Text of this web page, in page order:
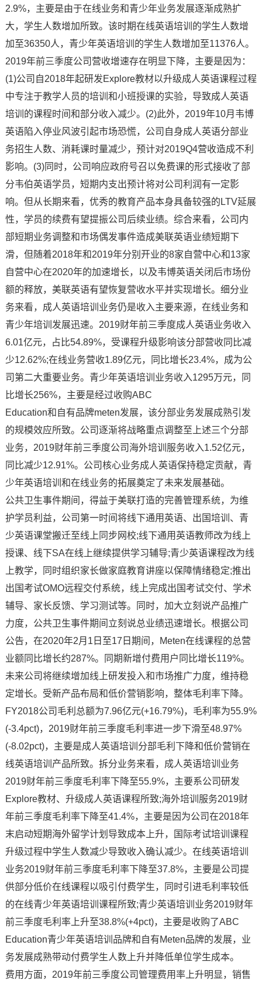
2.9%，主要是由于在线业务和青少年业务发展逐渐成熟扩
大，学生人数增加所致。该时期在线英语培训的学生人数增
加至36350人，青少年英语培训的学生人数增加至11376人。
2019年前三季度公司营收增速存在明显下降，主要是因为：
(1)公司自2018年起研发Explore教材以升级成人英语课程过程
中专注于教学人员的培训和小班授课的实验，导致成人英语
培训的课程时间和部分收入减少。(2)此外，2019年10月韦博
英语陷入停业风波引起市场恐慌，公司自身成人英语分部业
务招生人数、消耗课时量减少，预计对2019Q4营收造成不利
影响。(3)同时，公司响应政府号召以免费课的形式接收了部
分韦伯英语学员，短期内支出预计将对公司利润有一定影
响。但从长期来看，优秀的教育产品本身具备较强的LTV延展
性，学员的续费有望提振公司后续业绩。综合来看，公司内
部短期业务调整和市场偶发事件造成美联英语业绩短期下
滑，但随着2018年和2019年分别开业的8家自营中心和13家
自营中心在2020年的加速增长，以及韦博英语关闭后市场份
额的释放，美联英语有望恢复营收水平并实现增长。细分业
务来看，成人英语培训业务仍是收入主要来源，在线业务和
青少年培训发展迅速。2019财年前三季度成人英语业务收入
6.01亿元，占比54.89%，受课程升级影响该分部营收同比减
少12.62%;在线业务营收1.89亿元，同比增长23.4%，成为公
司第二大重要业务。青少年英语培训业务收入1295万元，同
比增长256%，主要是经过收购ABC
Education和自有品牌meten发展，该分部业务发展成熟引发
的规模效应所致。公司逐渐将战略重点调整至上述三个分部
业务，2019财年前三季度公司海外培训服务收入1.52亿元，
同比减少12.91%。公司核心业务成人英语保持稳定贡献，青
少年英语培训和在线业务的拓展奠定了未来发展基础。
公共卫生事件期间，得益于美联打造的完善管理系统，为维
护学员利益，公司第一时间将线下通用英语、出国培训、青
少英语课堂搬迁至线上同步网校;线下通用英语教师改为线上
授课、线下SA在线上继续提供学习辅导;青少英语课程改为线
上教学，同时组织家长做家庭教育讲座以保障情绪稳定;推出
出国考试OMO远程交付系统，线上完成出国考试交付、学术
辅导、家长反馈、学习测试等。同时，加大立刻说产品推广
力度，公共卫生事件期间立刻说总业绩迅速增长。根据公司
公告，在2020年2月1日至17日期间，Meten在线课程的总营
业额同比增长约287%。同期新增付费用户同比增长119%。
未来公司将继续增加线上研发投入和市场推广力度，维持稳
定增长。受新产品布局和低价营销影响，整体毛利率下降。
FY2018公司毛利总额为7.96亿元(+16.79%)，毛利率为55.9%
(-3.4pct)，2019财年前三季度毛利率进一步下滑至48.97%
(-8.02pct)，主要是成人英语培训分部毛利下降和低价营销在
线英语培训产品所致。拆分业务来看，成人英语培训业务
2019财年前三季度毛利率下降至55.9%，主要系公司研发
Explore教材、升级成人英语课程所致;海外培训服务2019财
年前三季度毛利率下降至41.4%，主要是因为公司在2018年
末启动短期海外留学计划导致成本上升，国际考试培训课程
升级过程中学生人数减少导致收入确认减少。在线英语培训
业务2019财年前三季度毛利率下降至37.8%，主要是公司提
供部分低价在线课程以吸引付费学生，同时引进毛利率较低
的在线青少年英语培训课程所致;青少英语培训业务2019财年
前三季度毛利率上升至38.8%(+4pct)，主要是收购了ABC
Education青少年英语培训品牌和自有Meten品牌的发展，业
务发展成熟带动付费学生人数上升并降低单位学生成本。
费用方面，2019年前三季度公司管理费用率上升明显，销售